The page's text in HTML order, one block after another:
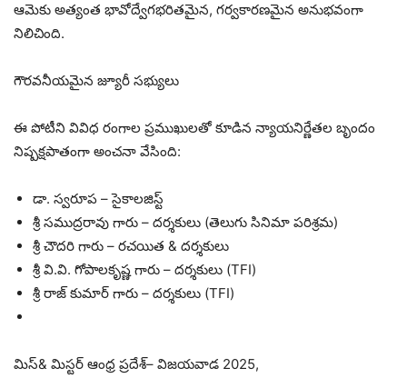
ఆమెకు అత్యంత భావోద్వేగభరితమైన, గర్వకారణమైన అనుభవంగా
నిలిచింది.
గౌరవనీయమైన జ్యూరీ సభ్యులు
ఈ పోటీని వివిధ రంగాల ప్రముఖులతో కూడిన న్యాయనిర్ణేతల బృందం
నిష్పక్షపాతంగా అంచనా వేసింది:
డా. స్వరూప – సైకాలజిస్ట్
శ్రీ సముద్రరావు గారు – దర్శకులు (తెలుగు సినిమా పరిశ్రమ)
శ్రీ చౌదరి గారు – రచయిత & దర్శకులు
శ్రీ వి.వి. గోపాలకృష్ణ గారు – దర్శకులు (TFI)
శ్రీ రాజ్ కుమార్ గారు – దర్శకులు (TFI)
మిస్& మిస్టర్ ఆంధ్ర ప్రదేశ్– విజయవాడ 2025,